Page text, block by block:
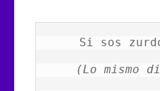
Si sos
(Lo mismo